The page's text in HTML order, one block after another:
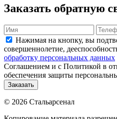
Заказать обратную
Нажимая на кнопку, вы
совершеннолетие,
обработку персональных данных
Соглашением и с Политикой в
обеспечения защиты
© 2026 Стальарсенал